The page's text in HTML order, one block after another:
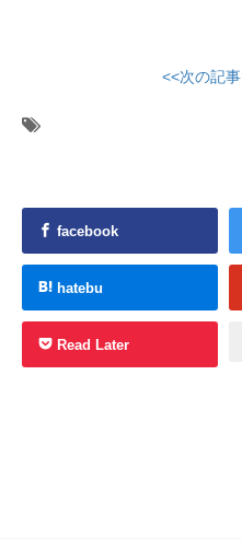
<<次の記事
facebook
hatebu
Read Later